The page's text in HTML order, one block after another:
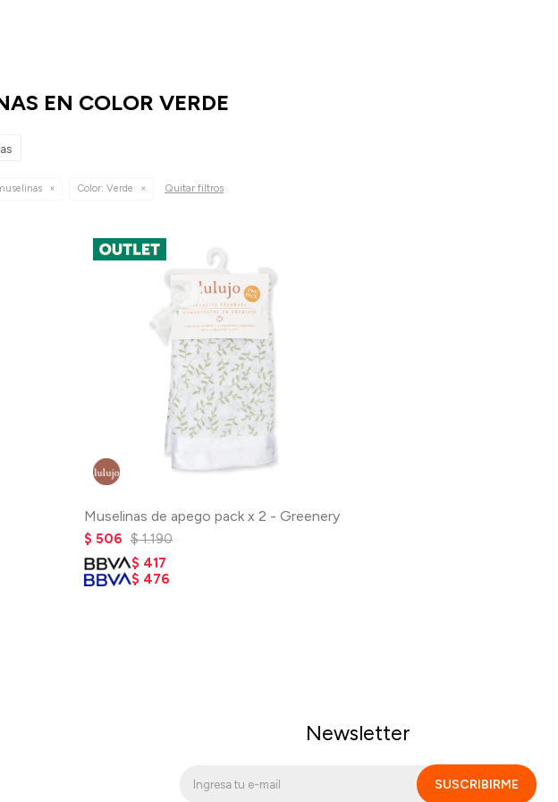
EN COLOR VERDE
Color: Verde Quitar filtros
Muselinas de apego pack x 2 - Greenery
$ 506 $ 1.190
$ 417
$ 476
Newsletter
SUSCRIBIRME